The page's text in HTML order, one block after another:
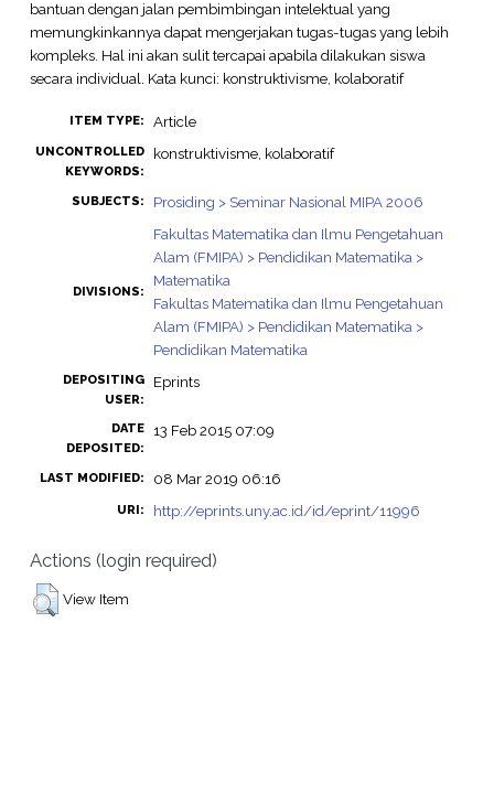
bantuan dengan jalan pembimbingan intelektual yang
memungkinkannya dapat mengerjakan tugas-tugas yang lebih
kompleks. Hal ini akan sulit tercapai apabila dilakukan siswa
secara individual. Kata kunci: konstruktivisme, kolaboratif
ITEM TYPE: Article
UNCONTROLLED
KEYWORDS:
konstruktivisme, kolaboratif
SUBJECTS: Prosiding > Seminar Nasional MIPA 2006
DIVISIONS:
Fakultas Matematika dan Ilmu Pengetahuan
Alam (FMIPA) > Pendidikan Matematika >
Matematika
Fakultas Matematika dan Ilmu Pengetahuan
Alam (FMIPA) > Pendidikan Matematika >
Pendidikan Matematika
DEPOSITING
USER:
Eprints
DATE
DEPOSITED:
13 Feb 2015 07:09
LAST MODIFIED: 08 Mar 2019 06:16
URI: http://eprints.uny.ac.id/id/eprint/11996
Actions (login required)
View Item